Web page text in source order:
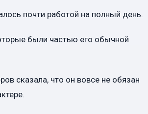
почти работой на полный день.
были частью его обычной
сказала, что он вовсе не обязан